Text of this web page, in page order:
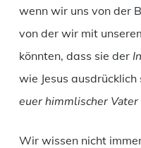
wenn wir uns von der
von der wir mit
könnten, dass sie der
wie Jesus ausdrücklich
euer himmlischer
Wir wissen nicht